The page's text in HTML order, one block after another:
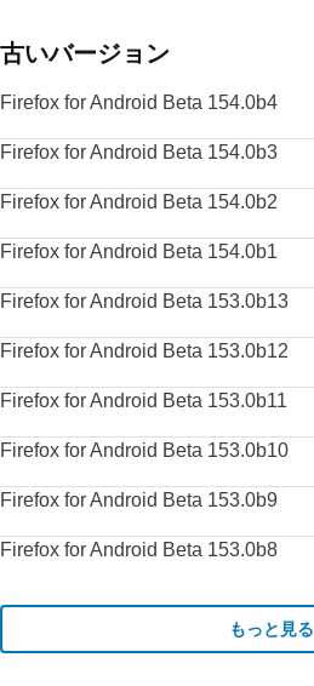
古いバージョン
Firefox for Android Beta 154.0b4
Firefox for Android Beta 154.0b3
Firefox for Android Beta 154.0b2
Firefox for Android Beta 154.0b1
Firefox for Android Beta 153.0b13
Firefox for Android Beta 153.0b12
Firefox for Android Beta 153.0b11
Firefox for Android Beta 153.0b10
Firefox for Android Beta 153.0b9
Firefox for Android Beta 153.0b8
もっと見る